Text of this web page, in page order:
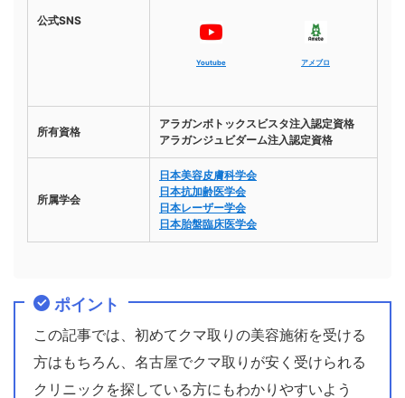
公式SNS
Youtube アメブロ
所有資格
アラガンボトックスビスタ注入認定資格
アラガンジュビダーム注入認定資格
所属学会
日本美容皮膚科学会
日本抗加齢医学会
日本レーザー学会
日本胎盤臨床医学会
ポイント
この記事では、初めてクマ取りの美容施術を受ける
方はもちろん、名古屋でクマ取りが安く受けられる
クリニックを探している方にもわかりやすいよう